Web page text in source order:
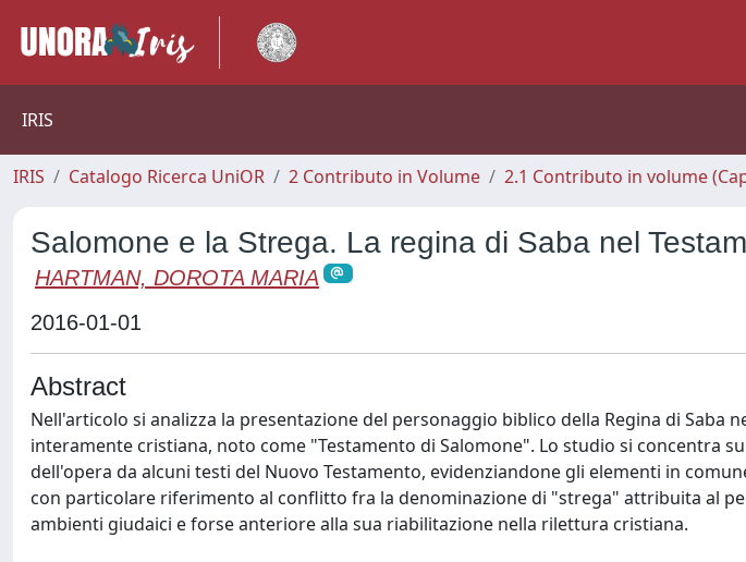
IRIS
IRIS Catalogo Ricerca UniOR 2 Contributo in Volume 2.1 Contributo in volume
Salomone e la Strega. La regina di Saba nel
HARTMAN, DOROTA MARIA
2016-01-01
Abstract
Nell'articolo si analizza la presentazione del personaggio biblico della Regina di Saba
interamente cristiana, noto come "Testamento di Salomone". Lo studio si concentra
dell'opera da alcuni testi del Nuovo Testamento, evidenziandone gli elementi in
con particolare riferimento al conflitto fra la denominazione di "strega" attribuita al
ambienti giudaici e forse anteriore alla sua riabilitazione nella rilettura cristiana.